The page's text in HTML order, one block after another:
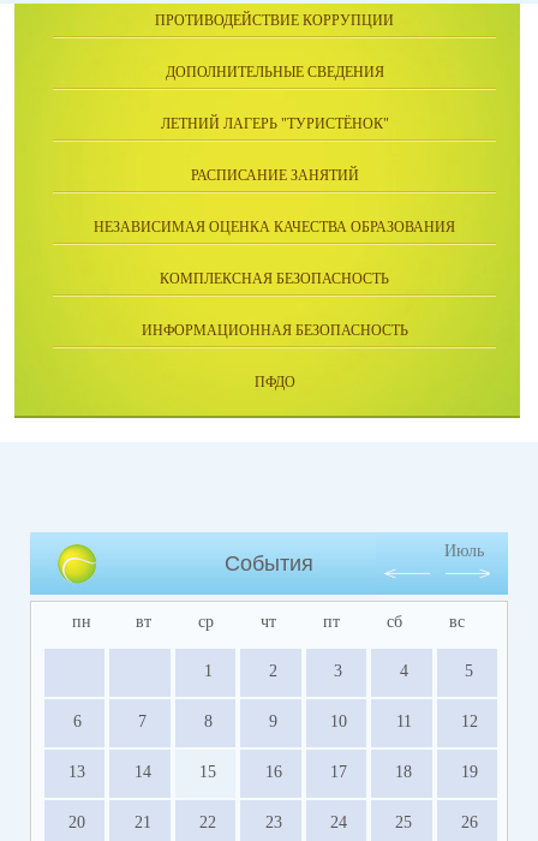
ПРОТИВОДЕЙСТВИЕ КОРРУПЦИИ
ДОПОЛНИТЕЛЬНЫЕ СВЕДЕНИЯ
ЛЕТНИЙ ЛАГЕРЬ "ТУРИСТЁНОК"
РАСПИСАНИЕ ЗАНЯТИЙ
НЕЗАВИСИМАЯ ОЦЕНКА КАЧЕСТВА ОБРАЗОВАНИЯ
КОМПЛЕКСНАЯ БЕЗОПАСНОСТЬ
ИНФОРМАЦИОННАЯ БЕЗОПАСНОСТЬ
ПФДО
События
Июль
пн вт ср чт пт сб вс
1 2 3 4 5
6 7 8 9 10 11 12
13 14 15 16 17 18 19
20 21 22 23 24 25 26